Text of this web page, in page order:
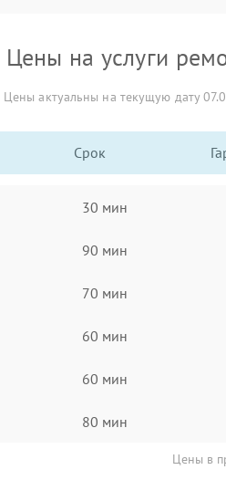
Цены на услуги
Цены актуальны на текущую дату
Срок
30 мин
90 мин
70 мин
60 мин
60 мин
80 мин
Цены в